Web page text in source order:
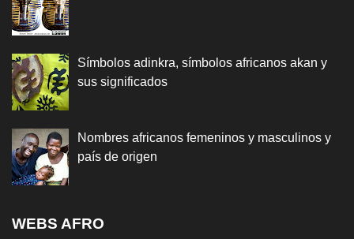
Símbolos adinkra, símbolos africanos akan y
sus significados
Nombres africanos femeninos y masculinos y
país de origen
WEBS AFRO